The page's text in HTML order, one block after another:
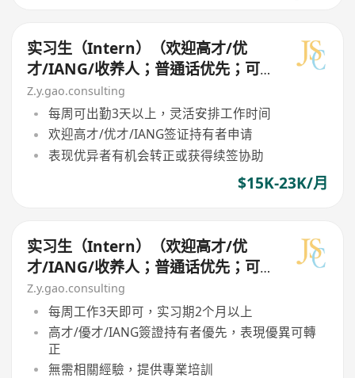
实习生（Intern）（欢迎高才/优
才/IANG/收养人；普通话优先；可
转正/续签）
Z.y.gao.consulting
每周可出勤3天以上，灵活安排工作时间
欢迎高才/优才/IANG签证持有者申请
表现优异者有机会转正或获得续签协助
$15K-23K/月
实习生（Intern）（欢迎高才/优
才/IANG/收养人；普通话优先；可
转正/续签）
Z.y.gao.consulting
每周工作3天即可，实习期2个月以上
高才/優才/IANG簽證持有者優先，表現優異可轉
正
無需相關經驗，提供專業培訓